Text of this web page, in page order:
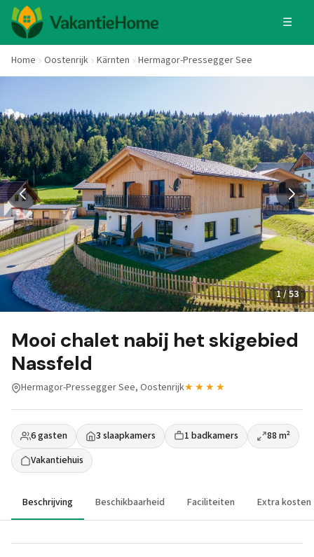
☰
Home Oostenrijk Kärnten Hermagor-Pressegger See
1 / 53
Mooi chalet nabij het skigebied
Nassfeld
Hermagor-Pressegger See, Oostenrijk★★★★
6 gasten 3 slaapkamers 1 badkamers
88 m²
Vakantiehuis
Beschrijving Beschikbaarheid Faciliteiten Extra kosten